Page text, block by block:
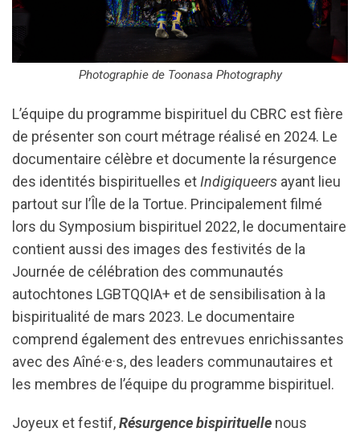
Photographie de Toonasa Photography
L’équipe du programme bispirituel du CBRC est fière
de présenter son court métrage réalisé en 2024. Le
documentaire célèbre et documente la résurgence
des identités bispirituelles et Indigiqueers ayant lieu
partout sur l’Île de la Tortue. Principalement filmé
lors du Symposium bispirituel 2022, le documentaire
contient aussi des images des festivités de la
Journée de célébration des communautés
autochtones LGBTQQIA+ et de sensibilisation à la
bispiritualité de mars 2023. Le documentaire
comprend également des entrevues enrichissantes
avec des Aîné·e·s, des leaders communautaires et
les membres de l’équipe du programme bispirituel.
Joyeux et festif,Résurgence bispirituelle nous